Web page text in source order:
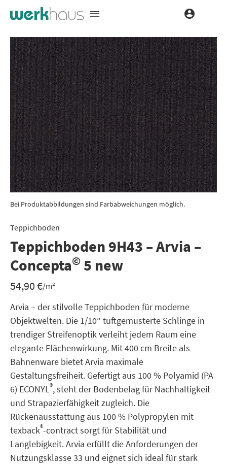
Bei Produktabbildungen sind Farbabweichungen möglich.
Teppichboden
Teppichboden 9H43 – Arvia –
Concepta© 5 new
54,90€/m²
Arvia – der stilvolle Teppichboden für moderne
Objektwelten. Die 1/10″ tuftgemusterte Schlinge in
trendiger Streifenoptik verleiht jedem Raum eine
elegante Flächenwirkung. Mit 400 cm Breite als
Bahnenware bietet Arvia maximale
Gestaltungsfreiheit. Gefertigt aus 100 % Polyamid (PA
6) ECONYL®, steht der Bodenbelag für Nachhaltigkeit
und Strapazierfähigkeit zugleich. Die
Rückenausstattung aus 100 % Polypropylen mit
texback®-contract sorgt für Stabilität und
Langlebigkeit. Arvia erfüllt die Anforderungen der
Nutzungsklasse 33 und eignet sich ideal für stark